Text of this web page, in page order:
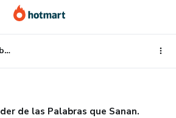
El Poder de las Palabras que Sanan.
de las Palabras que Sanan.